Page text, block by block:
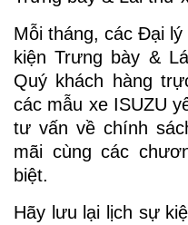
Mỗi tháng, các Đại
kiện Trưng bày &
Quý khách hàng
các mẫu xe ISUZU
tư vấn về chính
mãi cùng các
biệt.
Hãy lưu lại lịch sự